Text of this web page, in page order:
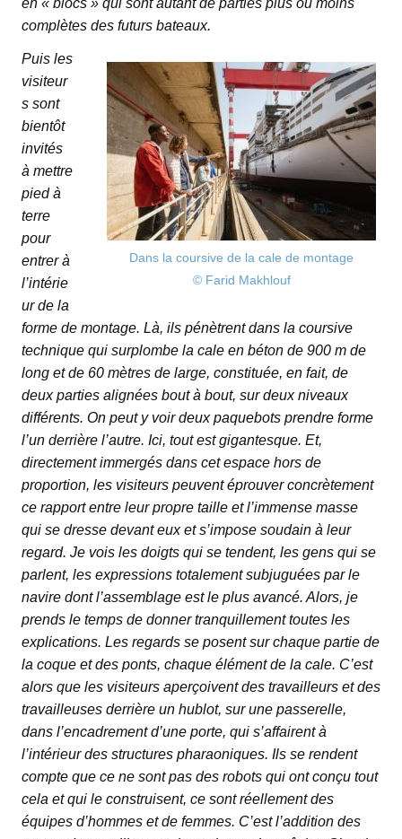
complètes des futurs bateaux.
Dans la coursive de la cale de montage
© Farid Makhlouf
Puis les
visiteur
s sont
bientôt
invités
à mettre
pied à
terre
pour
entrer à
l’intérie
ur de la
forme de montage. Là, ils pénètrent dans la coursive
technique qui surplombe la cale en béton de 900 m de
long et de 60 mètres de large, constituée, en fait, de
deux parties alignées bout à bout, sur deux niveaux
différents. On peut y voir deux paquebots prendre forme
l’un derrière l’autre. Ici, tout est gigantesque. Et,
directement immergés dans cet espace hors de
proportion, les visiteurs peuvent éprouver concrètement
ce rapport entre leur propre taille et l’immense masse
qui se dresse devant eux et s’impose soudain à leur
regard. Je vois les doigts qui se tendent, les gens qui se
parlent, les expressions totalement subjuguées par le
navire dont l’assemblage est le plus avancé. Alors, je
prends le temps de donner tranquillement toutes les
explications. Les regards se posent sur chaque partie de
la coque et des ponts, chaque élément de la cale. C’est
alors que les visiteurs aperçoivent des travailleurs et des
travailleuses derrière un hublot, sur une passerelle,
dans l’encadrement d’une porte, qui s’affairent à
l’intérieur des structures pharaoniques. Ils se rendent
compte que ce ne sont pas des robots qui ont conçu tout
cela et qui le construisent, ce sont réellement des
équipes d’hommes et de femmes. C’est l’addition des